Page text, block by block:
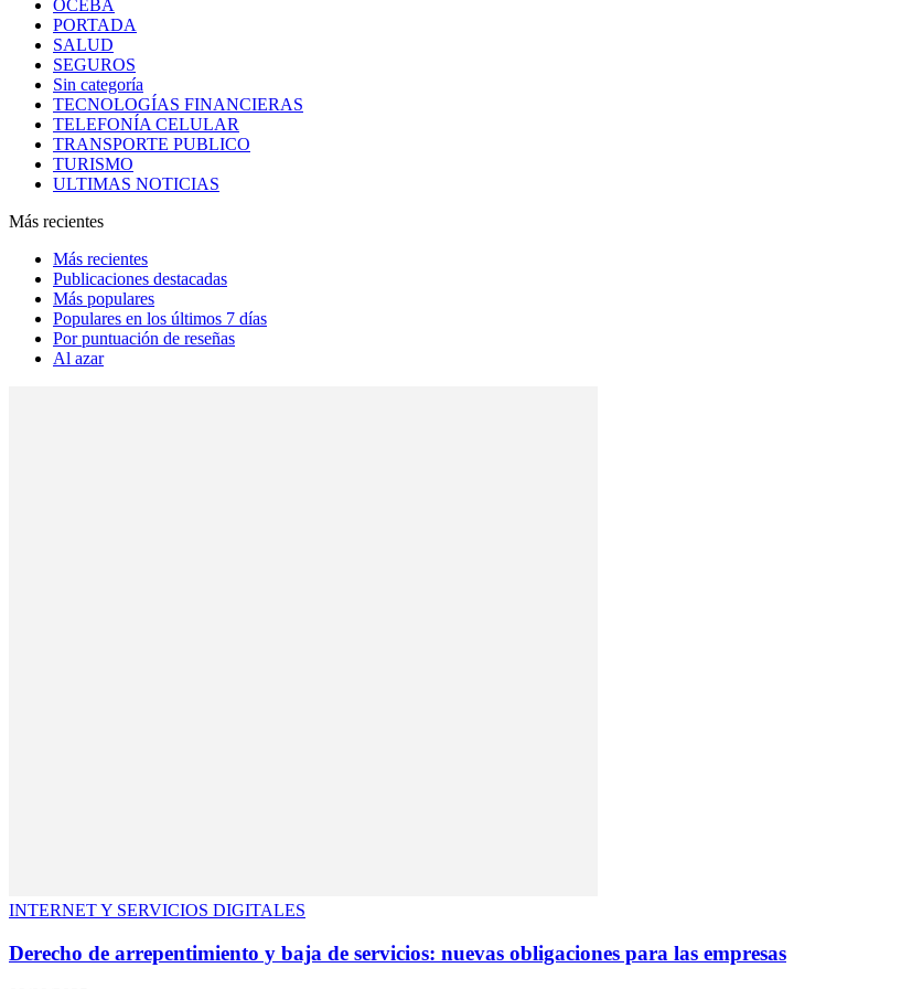
OCEBA
PORTADA
SALUD
SEGUROS
Sin categoría
TECNOLOGÍAS FINANCIERAS
TELEFONÍA CELULAR
TRANSPORTE PUBLICO
TURISMO
ULTIMAS NOTICIAS
Más recientes
Más recientes
Publicaciones destacadas
Más populares
Populares en los últimos 7 días
Por puntuación de reseñas
Al azar
INTERNET Y SERVICIOS DIGITALES
Derecho de arrepentimiento y baja de servicios: nuevas obligaciones para las empresas